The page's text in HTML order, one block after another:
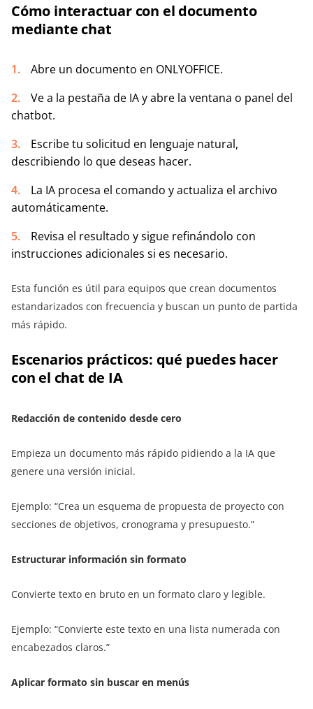
Cómo interactuar con el documento
mediante chat
Abre un documento en ONLYOFFICE.
Ve a la pestaña de IA y abre la ventana o panel del
chatbot.
Escribe tu solicitud en lenguaje natural,
describiendo lo que deseas hacer.
La IA procesa el comando y actualiza el archivo
automáticamente.
Revisa el resultado y sigue refinándolo con
instrucciones adicionales si es necesario.
Esta función es útil para equipos que crean documentos
estandarizados con frecuencia y buscan un punto de partida
más rápido.
Escenarios prácticos: qué puedes hacer
con el chat de IA
Redacción de contenido desde cero
Empieza un documento más rápido pidiendo a la IA que
genere una versión inicial.
Ejemplo: “Crea un esquema de propuesta de proyecto con
secciones de objetivos, cronograma y presupuesto.”
Estructurar información sin formato
Convierte texto en bruto en un formato claro y legible.
Ejemplo: “Convierte este texto en una lista numerada con
encabezados claros.”
Aplicar formato sin buscar en menús